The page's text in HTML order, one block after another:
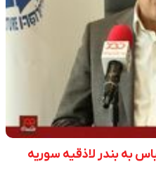
به بندر لاذقیه سوریه